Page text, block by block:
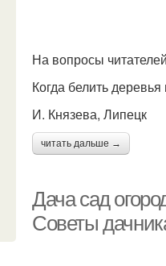
На вопросы
Когда белить
И. Князева, Липецк
читать дальше →
Дача сад
Советы